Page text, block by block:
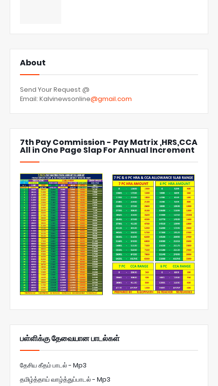
About
Send Your Request @
Email: Kalvinewsonline@gmail.com
7th Pay Commission - Pay Matrix ,HRS,CCA
All in One Page Slap For Annual Increment
பள்ளிக்கு தேவையான பாடல்கள்
தேசிய கீதம் பாடல் - Mp3
தமிழ்த்தாய் வாழ்த்துப்பாடல் - Mp3